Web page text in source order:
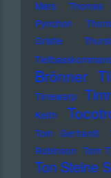
Mars
Thomas
Pynchon
Gristle
Brönner
Timewarp
Keith
Tom Gerhardt
Robinson Tom
Ton Steine